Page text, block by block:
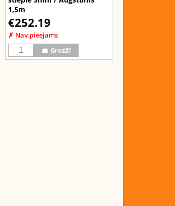
1,5m
€252.19
✗ Nav pieejams
Grozā!